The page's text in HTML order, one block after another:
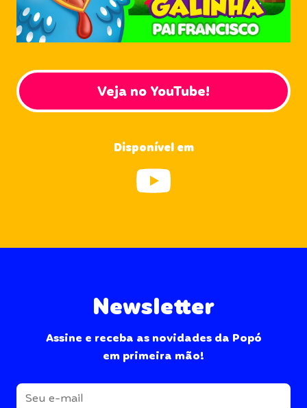
Veja no YouTube!
Disponível em
Newsletter
Assine e receba as novidades da Popó
em primeira mão!